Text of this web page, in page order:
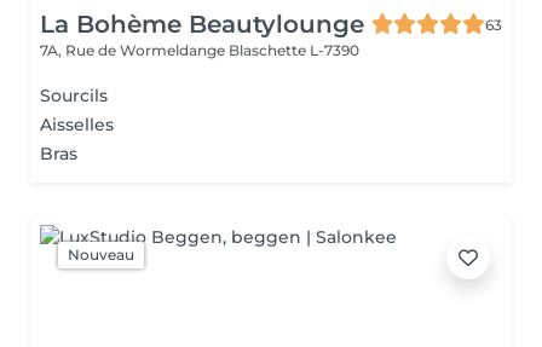
La Bohème Beautylounge
63
7A, Rue de Wormeldange Blaschette L-7390
Sourcils
Aisselles
Bras
Nouveau